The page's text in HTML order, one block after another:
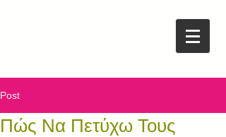
Post
Πώς Να Πετύχω Τους